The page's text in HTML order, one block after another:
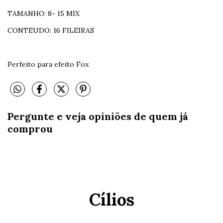
TAMANHO: 8- 15 MIX
CONTEUDO: 16 FILEIRAS
Perfeito para efeito Fox
Pergunte e veja opiniões de quem já
comprou
Cílios